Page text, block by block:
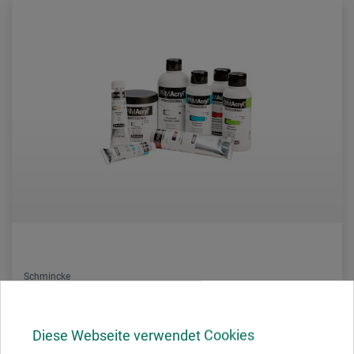
Diese Webseite verwendet Cookies
Schmincke